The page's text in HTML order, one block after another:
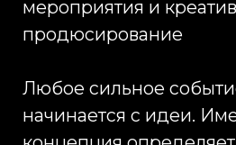
которые не только помогают
организовать мероприятие, но и
стратегии бренда. Благодаря
цифровым инструментам
заказчики получают
структурированные данные о